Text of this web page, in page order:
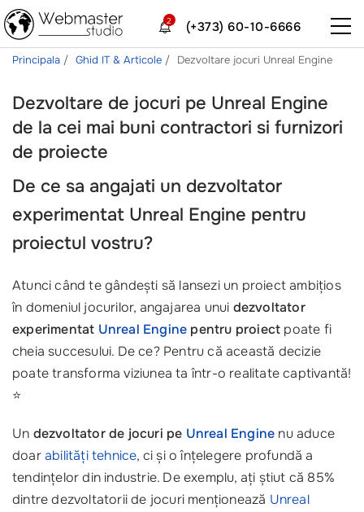
(+373) 60-10-6666
2
Principala Ghid IT & Articole Dezvoltare jocuri Unreal Engine
Dezvoltare de jocuri pe Unreal Engine
de la cei mai buni contractori si furnizori
de proiecte
De ce sa angajati un dezvoltator
experimentat Unreal Engine pentru
proiectul vostru?
Atunci când te gândești să lansezi un proiect ambițios
în domeniul jocurilor, angajarea unui dezvoltator
experimentat Unreal Engine pentru proiect poate fi
cheia succesului. De ce? Pentru că această decizie
poate transforma viziunea ta într-o realitate captivantă!
⭐
Un dezvoltator de jocuri pe Unreal Engine nu aduce
doarabilități tehnice, ci și o înțelegere profundă a
tendințelor din industrie. De exemplu, ați știut că 85%
dintre dezvoltatorii de jocuri menționează Unreal